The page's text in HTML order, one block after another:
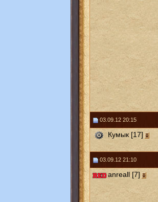
03.09.12 20:15
Кумык [17]
03.09.12 21:10
anreall [7]